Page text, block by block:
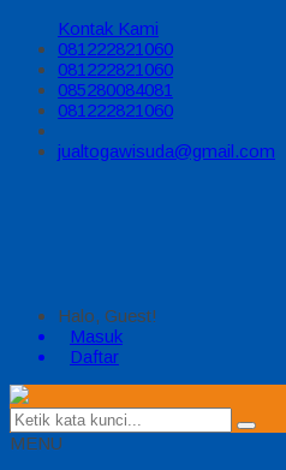
Kontak Kami
081222821060
081222821060
085280084081
081222821060
jualtogawisuda@gmail.com
Halo, Guest!
Masuk
Daftar
MENU